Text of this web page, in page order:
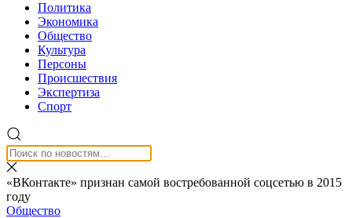
Политика
Экономика
Общество
Культура
Персоны
Происшествия
Экспертиза
Спорт
«ВКонтакте» признан самой востребованной соцсетью в 2015
году
Общество